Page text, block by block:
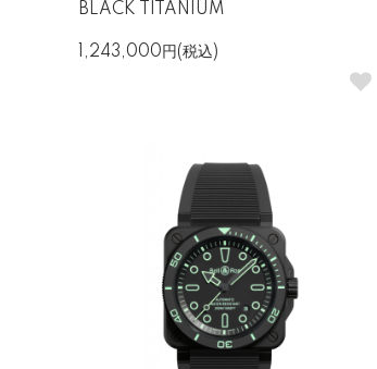
BLACK TITANIUM
1,243,000円(税込)